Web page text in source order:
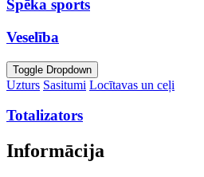
Spēka sports
Veselība
Toggle Dropdown
Uzturs Sasitumi Locītavas un ceļi
Totalizators
Informācija